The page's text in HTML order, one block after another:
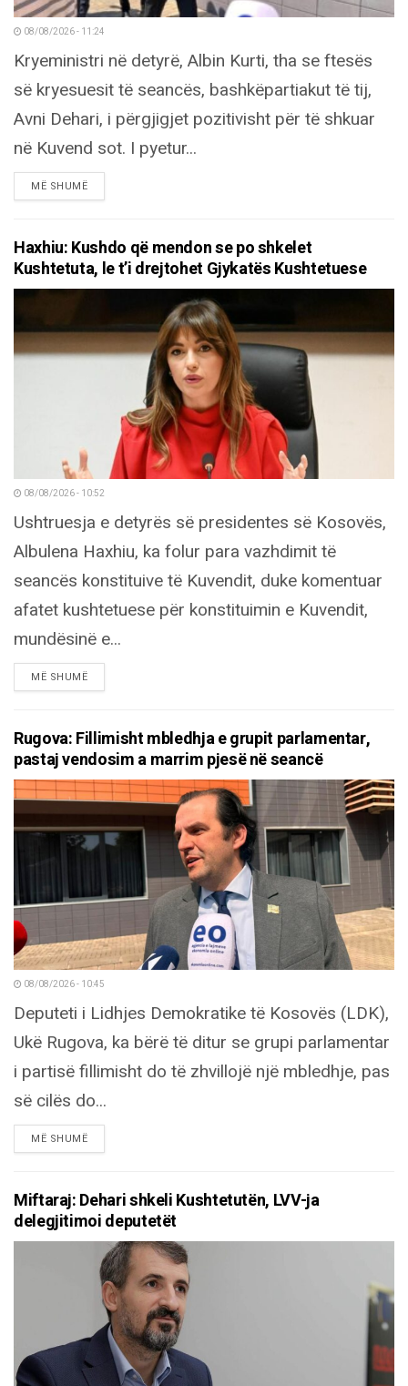
08/08/2026 - 11:24
Kryeministri në detyrë, Albin Kurti, tha se ftesës
së kryesuesit të seancës, bashkëpartiakut të tij,
Avni Dehari, i përgjigjet pozitivisht për të shkuar
në Kuvend sot. I pyetur...
MË SHUMËDETAILS
Haxhiu: Kushdo që mendon se po shkelet
Kushtetuta, le t’i drejtohet Gjykatës Kushtetuese
08/08/2026 - 10:52
Ushtruesja e detyrës së presidentes së Kosovës,
Albulena Haxhiu, ka folur para vazhdimit të
seancës konstituive të Kuvendit, duke komentuar
afatet kushtetuese për konstituimin e Kuvendit,
mundësinë e...
MË SHUMËDETAILS
Rugova: Fillimisht mbledhja e grupit parlamentar,
pastaj vendosim a marrim pjesë në seancë
08/08/2026 - 10:45
Deputeti i Lidhjes Demokratike të Kosovës (LDK),
Ukë Rugova, ka bërë të ditur se grupi parlamentar
i partisë fillimisht do të zhvillojë një mbledhje, pas
së cilës do...
MË SHUMËDETAILS
Miftaraj: Dehari shkeli Kushtetutën, LVV-ja
delegjitimoi deputetët